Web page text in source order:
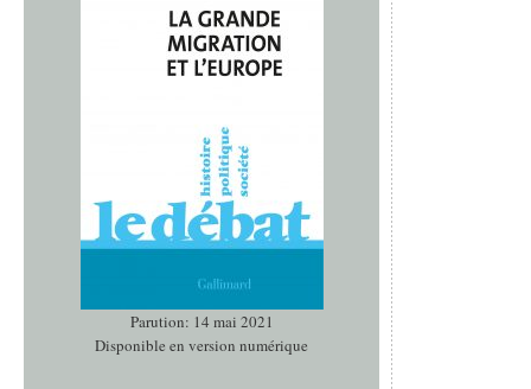
Parution: 14 mai 2021
Disponible en version numérique